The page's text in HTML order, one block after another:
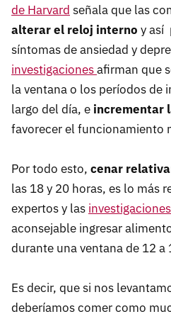
de Harvard señala que las
alterar el reloj interno y así
síntomas de ansiedad y
investigacionesafirman que
la ventana o los períodos de
largo del día, e incrementar
favorecer el funcionamiento
Por todo esto, cenar
las 18 y 20 horas, es lo más
expertos y las investigaciones
aconsejable ingresar
durante una ventana de 12 a
Es decir, que si nos
deberíamos comer como